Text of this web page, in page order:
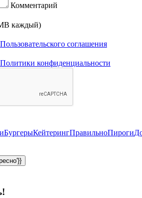
Комментарий
каждый)
Пользовательского соглашения
Политики конфиденциальности
БургерыКейтерингПравильноПироги